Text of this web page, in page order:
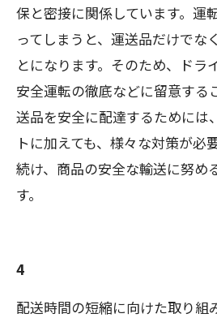
保と密接に関係しています。運
ってしまうと、運送品だけでな
とになります。そのため、ドラ
安全運転の徹底などに留意する
送品を安全に配達するためには
トに加えても、様々な対策が必
続け、商品の安全な輸送に努め
す。
4
配送時間の短縮に向けた取り組